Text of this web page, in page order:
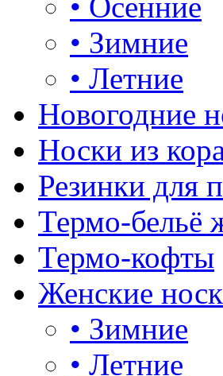
• Зимние
• Летние
Новогодние
Носки из
Резинки для
Термо-бельё
Термо-кофты
Женские
• Зимние
• Летние